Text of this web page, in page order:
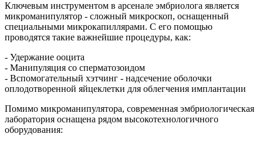
Ключевым инструментом в арсенале эмбриолога является
микроманипулятор - сложный микроскоп, оснащенный
специальными микрокапиллярами. С его помощью
проводятся такие важнейшие процедуры, как:
- Удержание ооцита
- Манипуляция со сперматозоидом
- Вспомогательный хэтчинг - надсечение оболочки
оплодотворенной яйцеклетки для облегчения имплантации
Помимо микроманипулятора, современная эмбриологическая
лаборатория оснащена рядом высокотехнологичного
оборудования: